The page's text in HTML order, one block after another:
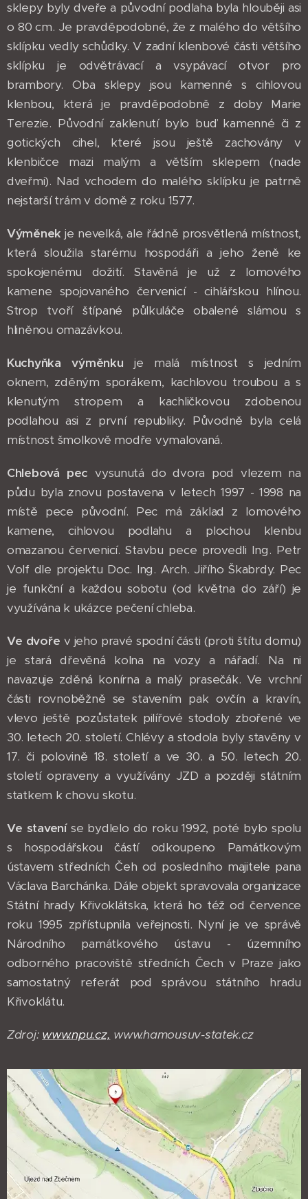
sklepy byly dveře a původní podlaha byla hlouběji asi
o 80 cm. Je pravděpodobné, že z malého do většího
sklípku vedly schůdky. V zadní klenbové části většího
sklípku je odvětrávací a vsypávací otvor pro
brambory. Oba sklepy jsou kamenné s cihlovou
klenbou, která je pravděpodobně z doby Marie
Terezie. Původní zaklenutí bylo buď kamenné či z
gotických cihel, které jsou ještě zachovány v
klenbičce mazi malým a větším sklepem (nade
dveřmi). Nad vchodem do malého sklípku je patrně
nejstarší trám v domě z roku 1577.
Výměnek je nevelká, ale řádně prosvětlená místnost,
která sloužila starému hospodáři a jeho ženě ke
spokojenému dožití. Stavěná je už z lomového
kamene spojovaného červenicí - cihlářskou hlínou.
Strop tvoří štípané půlkuláče obalené slámou s
hliněnou omazávkou.
Kuchyňka výměnkuje malá místnost s jedním
oknem, zděným sporákem, kachlovou troubou a s
klenutým stropem a kachličkovou zdobenou
podlahou asi z první republiky. Původně byla celá
místnost šmolkově modře vymalovaná.
Chlebová pecvysunutá do dvora pod vlezem na
půdu byla znovu postavena v letech 1997 - 1998 na
místě pece původní. Pec má základ z lomového
kamene, cihlovou podlahu a plochou klenbu
omazanou červenicí. Stavbu pece provedli Ing. Petr
Volf dle projektu Doc. Ing. Arch. Jiřího Škabrdy. Pec
je funkční a každou sobotu (od května do září) je
využívána k ukázce pečení chleba.
Ve dvoře v jeho pravé spodní části (proti štítu domu)
je stará dřevěná kolna na vozy a nářadí. Na ni
navazuje zděná konírna a malý prasečák. Ve vrchní
části rovnoběžně se stavením pak ovčín a kravín,
vlevo ještě pozůstatek pilířové stodoly zbořené ve
30. letech 20. století. Chlévy a stodola byly stavěny v
17. či polovině 18. století a ve 30. a 50. letech 20.
století opraveny a využívány JZD a později státním
statkem k chovu skotu.
Ve stavení se bydlelo do roku 1992, poté bylo spolu
s hospodářskou částí odkoupeno Památkovým
ústavem středních Čeh od posledního majitele pana
Václava Barchánka. Dále objekt spravovala organizace
Státní hrady Křivoklátska, která ho též od července
roku 1995 zpřístupnila veřejnosti. Nyní je ve správě
Národního památkového ústavu - územního
odborného pracoviště středních Čech v Praze jako
samostatný referát pod správou státního hradu
Křivoklátu.
Zdroj: www.npu.cz, www.hamousuv-statek.cz